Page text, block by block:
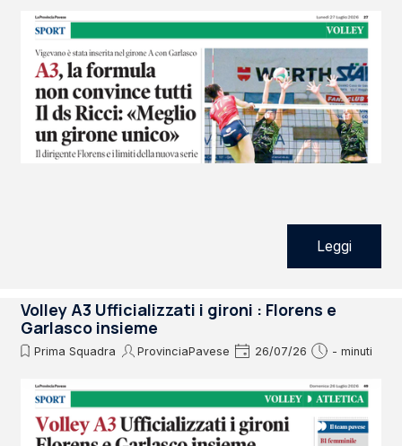
Leggi
Volley A3 Ufficializzati i gironi : Florens e
Garlasco insieme
Prima Squadra ProvinciaPavese 26/07/26 - minuti